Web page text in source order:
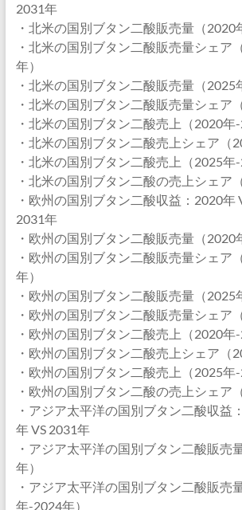
2031年
・北米の国別ブタン二酸販売量（2020
・北米の国別ブタン二酸販売量シェア
年）
・北米の国別ブタン二酸販売量（2025
・北米の国別ブタン二酸販売量シェア
・北米の国別ブタン二酸売上（2020年-
・北米の国別ブタン二酸売上シェア（
・北米の国別ブタン二酸売上（2025年-
・北米の国別ブタン二酸の売上シェア
・欧州の国別ブタン二酸収益：2020年
2031年
・欧州の国別ブタン二酸販売量（2020
・欧州の国別ブタン二酸販売量シェア
年）
・欧州の国別ブタン二酸販売量（2025
・欧州の国別ブタン二酸販売量シェア
・欧州の国別ブタン二酸売上（2020年-
・欧州の国別ブタン二酸売上シェア（
・欧州の国別ブタン二酸売上（2025年-
・欧州の国別ブタン二酸の売上シェア
・アジア太平洋の国別ブタン二酸収益
年 VS 2031年
・アジア太平洋の国別ブタン二酸販売
年）
・アジア太平洋の国別ブタン二酸販売
年-2024年）